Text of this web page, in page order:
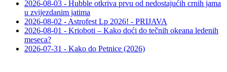
2026-08-03 - Hubble otkriva prvu od nedostajućih crnih jama
u zvijezdanim jatima
2026-08-02 - Astrofest Lp 2026! - PRIJAVA
2026-08-01 - Krioboti – Kako doći do tečnih okeana ledenih
meseca?
2026-07-31 - Kako do Petnice (2026)